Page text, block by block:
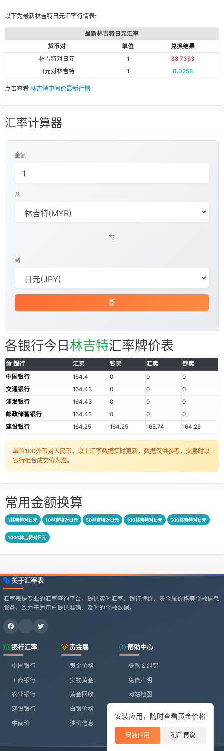
安装应用，随时查看黄金价格
安装应用 稍后再说
以下为最新林吉特日元汇率行情表:
最新林吉特日元汇率
货币对
单位
兑换结果
林吉特对日元
1
38.7353
日元对林吉特
1 0.0258
点击查看 林吉特中间价最新行情
汇率计算器
金额
从
到
各银行今日 林吉特汇率牌价表
银行 汇买 钞买 汇卖
钞卖
中国银行
164.4 0 0
0
交通银行
164.43 0 0
0
浦发银行
164.43 0 0
0
邮政储蓄银行
164.43 0 0
0
建设银行
164.25 164.25 165.74 164.25
单位100外币对人民币，以上汇率数据实时更新，数据仅供参考，交易时以
银行柜台成交价为准。
常用金额换算
1林吉特对日元 10林吉特对日元 50林吉特对日元 100林吉特对日元 500林吉特对日元
1000林吉特对日元
关于汇率表
汇率表是专业的汇率查询平台，提供实时汇率、银行牌价、贵金属价格等金融信息
服务，致力于为用户提供准确、及时的金融数据。
银行汇率
中国银行
工商银行
农业银行
建设银行
中间价
贵金属
黄金价格
实物黄金
黄金回收
白银价格
油价信息
帮助中心
联系 & 纠错
免责声明
网站地图